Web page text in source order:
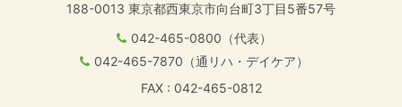
188-0013 東京都西東京市向台町3丁目5番57号
042-465-0800（代表）
042-465-7870（通リハ・デイケア）
FAX : 042-465-0812